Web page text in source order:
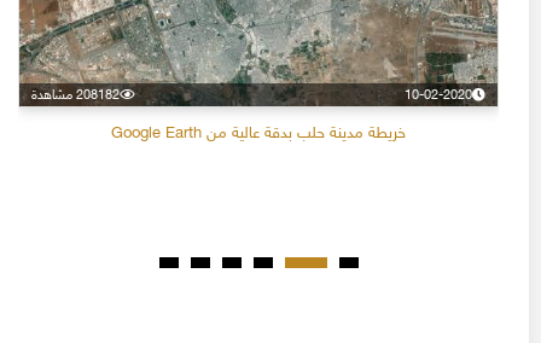
10-02-2020 208182 مشاهدة
خريطة مدينة حلب بدقة عالية من Google Earth